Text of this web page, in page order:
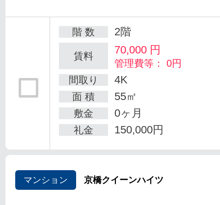
階 数 2階
賃料 70,000 円
管理費等： 0円
間取り
4K
面 積 55㎡
敷金 0ヶ月
礼金 150,000円
マンション 京橋クイーンハイツ